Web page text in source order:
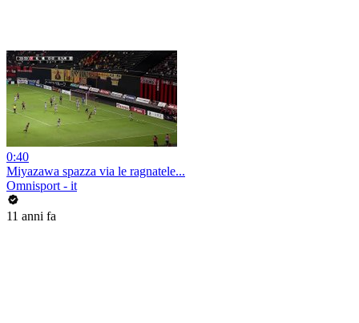
0:40
Miyazawa spazza via le ragnatele...
Omnisport - it
11 anni fa